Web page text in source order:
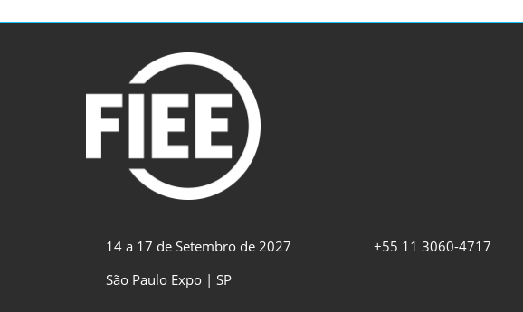
14 a 17 de Setembro de 2027
São Paulo Expo | SP
+55 11 3060-4717